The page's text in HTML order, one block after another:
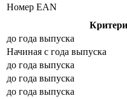
Номер EAN
до года выпуска
Начиная с года выпуска
до года выпуска
до года выпуска
до года выпуска